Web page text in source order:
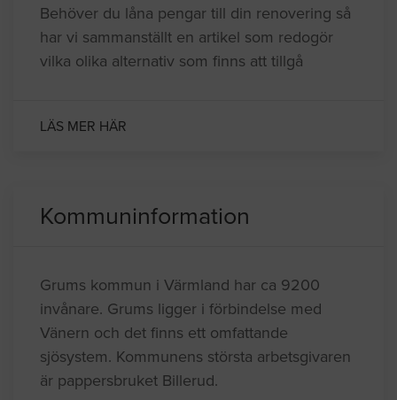
Behöver du låna pengar till din renovering så
har vi sammanställt en artikel som redogör
vilka olika alternativ som finns att tillgå
LÄS MER HÄR
Kommuninformation
Grums kommun i Värmland har ca 9200
invånare. Grums ligger i förbindelse med
Vänern och det finns ett omfattande
sjösystem. Kommunens största arbetsgivaren
är pappersbruket Billerud.